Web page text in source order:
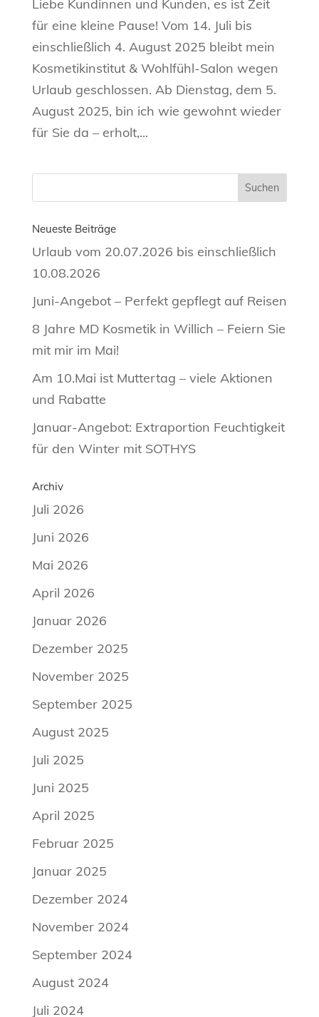
Liebe Kundinnen und Kunden, es ist Zeit
für eine kleine Pause! Vom 14. Juli bis
einschließlich 4. August 2025 bleibt mein
Kosmetikinstitut & Wohlfühl-Salon wegen
Urlaub geschlossen. Ab Dienstag, dem 5.
August 2025, bin ich wie gewohnt wieder
für Sie da – erholt,...
Neueste Beiträge
Urlaub vom 20.07.2026 bis einschließlich
10.08.2026
Juni-Angebot – Perfekt gepflegt auf Reisen
8 Jahre MD Kosmetik in Willich – Feiern Sie
mit mir im Mai!
Am 10.Mai ist Muttertag – viele Aktionen
und Rabatte
Januar-Angebot: Extraportion Feuchtigkeit
für den Winter mit SOTHYS
Archiv
Juli 2026
Juni 2026
Mai 2026
April 2026
Januar 2026
Dezember 2025
November 2025
September 2025
August 2025
Juli 2025
Juni 2025
April 2025
Februar 2025
Januar 2025
Dezember 2024
November 2024
September 2024
August 2024
Juli 2024